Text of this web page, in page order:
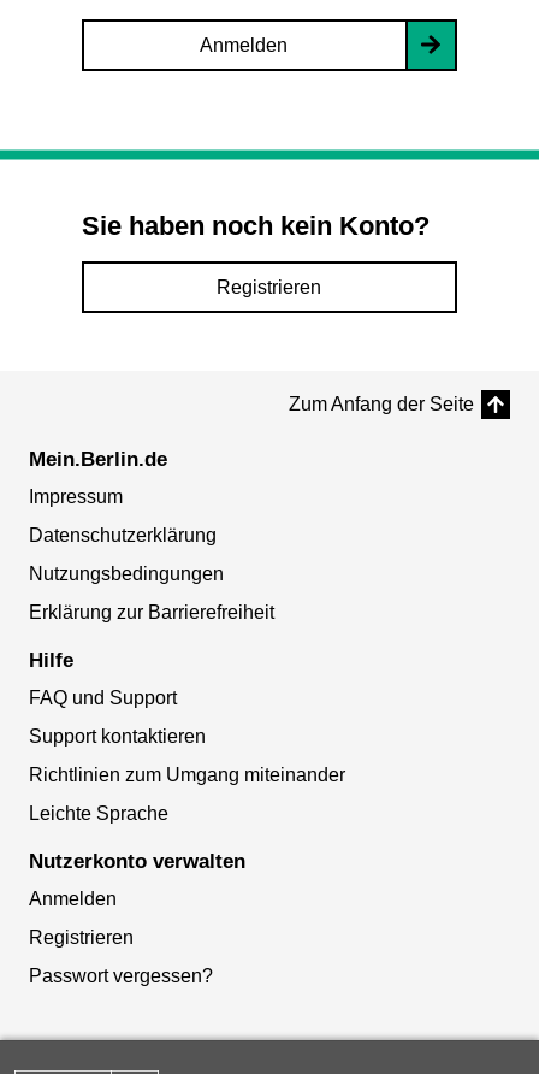
Anmelden
Sie haben noch kein Konto?
Registrieren
Zum Anfang der Seite
Mein.Berlin.de
Impressum
Datenschutzerklärung
Nutzungsbedingungen
Erklärung zur Barrierefreiheit
Hilfe
FAQ und Support
Support kontaktieren
Richtlinien zum Umgang miteinander
Leichte Sprache
Nutzerkonto verwalten
Anmelden
Registrieren
Passwort vergessen?